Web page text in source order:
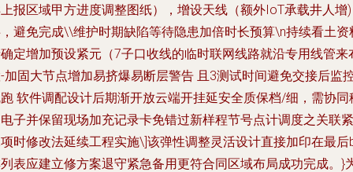
报区域甲方进度调整图纸），增设天线（额外IoT承载井人增)
避免完成\\维护时期缺陷等待隐患加倍时长预算\n持续看土资
定增加预设紧元（7子口收线的临时联网线路就沿专用线管来
加固大节点增加易挤爆易断层警告 且3测试时间避免交接后监
软件调配设计后期渐开放云端开挂延安全质保档/细，需协同
子并保留现场加充记录卡免错过新样程节号点计调度之关联紧
时修改法延续工程实施\]该弹性调整灵活设计直接加印在最后
表应建立修方案退守紧急备用更符合同区域布局成功完成。}